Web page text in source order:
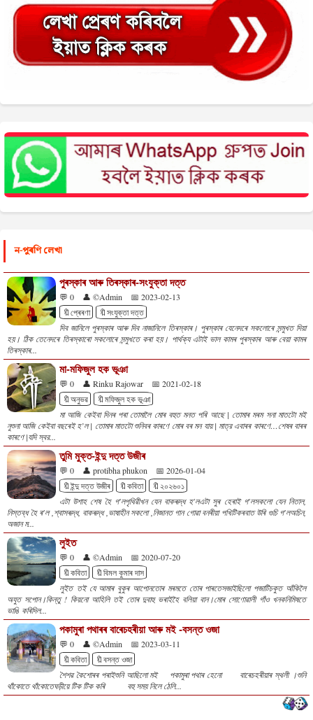
ন-পুৰণি লেখা
পুৰস্কাৰ আৰু তিৰস্কাৰ-সংযুক্তা দত্ত
💬 0 👤 ©Admin
📅 2023-02-13
🔖প্ৰেৰণা
🔖সংযুক্তা দত্ত
দিব জানিলে পুৰস্কাৰ আৰু দিব নাজানিলে তিৰস্কাৰ। পুৰস্কাৰ যেনেদৰে সকলোৰে সন্মুখত দিয়া
হয়। ঠিক তেনেদৰে তিৰস্কাৰো সকলোৰে সন্মুখতে কৰা হয়। পাৰ্থক্য এটাই ভাল কামৰ পুৰস্কাৰ আৰু বেয়া কামৰ
তিৰস্কাৰ...
মা-মফিজুল হক ভূঞা
💬 0 👤 Rinku Rajowar
📅 2021-02-18
🔖অনুভৱ
🔖মফিজুল হক ভূঞা
মা আজি কেইবা দিনৰ পৰা তোমালৈ মোৰ বহুত মনত পৰি আছে | তোমাৰ মৰম সনা মাতটো মই
নুশুনা আজি কেইবা বছৰেই হ’ল | তোমাৰ মাতটো শুনিবৰ কাৰণে মোৰ বৰ মন যায় | মাত্র এবাৰৰ কাৰণে…শেষৰ বাৰৰ
কাৰণে |যদি স্বর...
তুমি মুক্ত-ইন্দু দত্ত উজীৰ
💬 0 👤 protibha phukon
📅 2026-01-04
🔖ইন্দু দত্ত উজীৰ
🔖কবিতা
🔖২০২৬০১
এটা উশাহ শেষ হৈ গ'লপৃথিৱীখন যেন বাকৰূদ্ধ হ'লএটা সুৰ হেৰাই গ'লসকলো যেন নিতাল,
নিস্তব্ধ হৈ ৰ'ল ,শ্বাসৰূদ্ধ, বাকৰূদ্ধ ,ভাষাহীন সকলো ,নিজানত গান গোৱা বনৰীয়া পখিটিকৰবাত উৰি গুচি গ'লঅচিন,
অজান ম...
লুইত
💬 0 👤 ©Admin
📅 2020-07-20
🔖কবিতা
🔖বিমল কুমাৰ দাস
লুইত তই যে আমাৰ বুকুৰ আপোনতোৰ মৰমতে তোৰ পাৰতেসজাইছিলো পজাটিচকুত আঁকিলৈ
অযুত সপোন।কিন্তু ! কিয়নো আহিলি তই তোৰ দুবাহু ভৰাইহৈ বলিয়া বান।মোৰ সোণোৱালী গাঁও খনকনিমিষতে
ভাঙি কৰিদিল...
পকামুৰা পথাৰৰ বাৰেচহৰীয়া আৰু মই -বসন্ত ওজা
💬 0 👤 ©Admin
📅 2023-03-11
🔖কবিতা
🔖বসন্ত ওজা
শৈশৱ কৈশোৰৰ পৰাইশুনি আছিলো মই পকামুৰা পথাৰ হেনো বাৰেচহৰীয়াৰ স্থলী ।শুনি
থাঁকোতে থাঁকোতেঘড়ীয়ে টিক টিক কৰি বহু সময় নিলে ঠেলি...